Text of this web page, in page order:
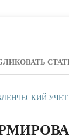
УЧЕТ